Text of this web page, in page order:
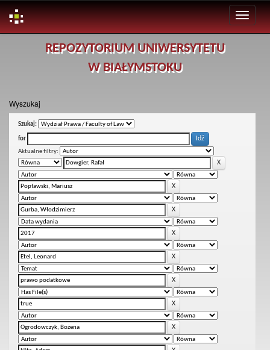
REPOZYTORIUM UNIWERSYTETU
W BIAŁYMSTOKU
Wyszukaj
Szukaj:
for
Aktualne filtry: